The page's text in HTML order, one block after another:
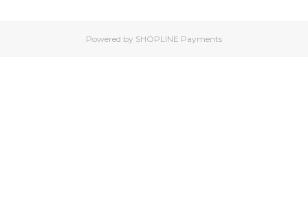
Powered by SHOPLINE Payments